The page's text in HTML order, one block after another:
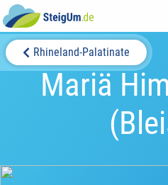
Rhineland-Palatinate
Mariä